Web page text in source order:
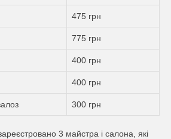
475 грн
775 грн
400 грн
400 грн
300 грн
3 майстра і салона, які